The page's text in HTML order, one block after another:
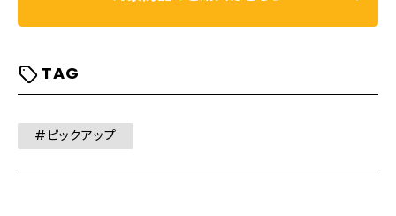
TAG
#ピックアップ